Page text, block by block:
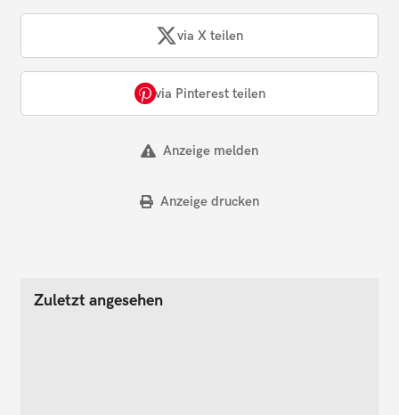
via X teilen
via Pinterest teilen
Anzeige melden
Anzeige drucken
Zuletzt angesehen